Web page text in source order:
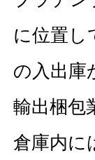
に位置し
の入出庫
輸出梱包
倉庫内に